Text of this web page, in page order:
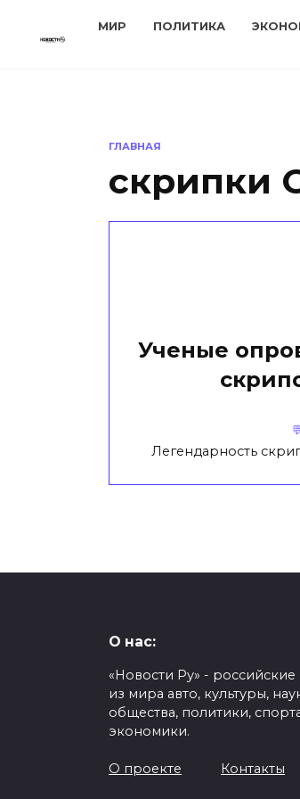
МИР ПОЛИТИКА
ГЛАВНАЯ
скрипки
Ученые
Легендарность
О нас:
«Новости Ру» -
из мира авто, культуры,
общества, политики,
экономики.
О проекте Контакты